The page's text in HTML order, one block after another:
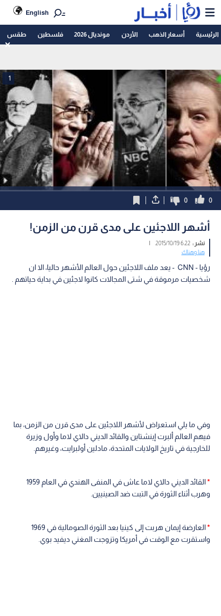
English
الرئيسية أسعار الذهب الأردن مونديال 2026 فلسطين طقس
1
0
0
أشهر اللاجئين على مدى قرن من الزمن!
نشر :6:22 2015/10/19
|
هنا وهناك
رؤيا - CNN - يعد ملف اللاجئين حول العالم الأشهر حاليا، الا ان
شخصيات مرموقة في شتى المجالات كانوا لاجئين في بداية حياتهم .
وفي ما يلي استعراض لأشهر اللاجئين على مدى قرن من الزمن، بما
فيهم العالم ألبرت إينشتاين والقائد الديني دالاي لاما وأول وزيرة
للخارجية في تاريخ الولايات المتحدة، مادلين أولبرايت، وغيرهم.
*
القائد الديني دالاي لاما عاش في المنفى الهندي في العام 1959
وهرب أثناء الثورة في التبت ضد الصينيين.
*
العارضة إيمان هربت إلى كينيا بعد الثورة الصومالية في 1969
واستقرت مع الوقت في أمريكا وتزوجت المغني ديفيد بوي.